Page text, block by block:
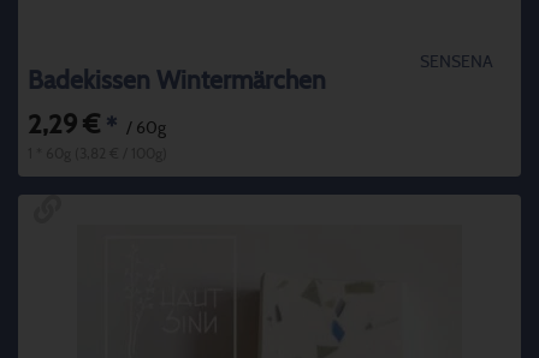
SENSENA
Badekissen Wintermärchen
2,29 € * / 60g